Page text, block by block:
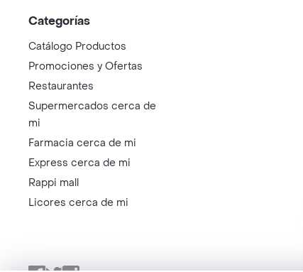
Categorías
Catálogo Productos
Promociones y Ofertas
Restaurantes
Supermercados cerca de
mi
Farmacia cerca de mi
Express cerca de mi
Rappi mall
Licores cerca de mi